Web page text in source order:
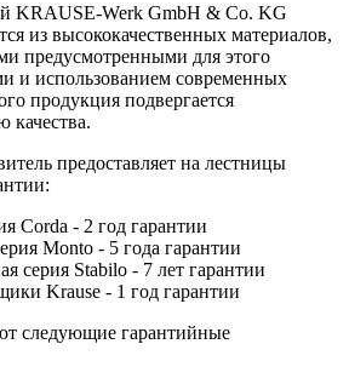
KRAUSE-Werk GmbH & Со. KG
из высококачественных материалов,
предусмотренными для этого
и использованием современных
продукция подвергается
качества.
предоставляет на лестницы
Corda - 2 год гарантии
Monto - 5 года гарантии
серия Stabilo - 7 лет гарантии
Krause - 1 год гарантии
следующие гарантийные